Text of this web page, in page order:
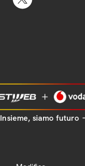
Insieme, siamo futuro